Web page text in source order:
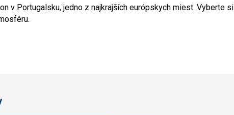
v Portugalsku, jedno z najkrajších európskych miest. Vyberte si